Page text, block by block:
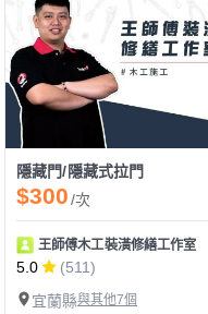
隱藏門/隱藏式拉門
$300/次
王師傅木工裝潢修繕工作室
5.0
(511)
宜蘭縣與其他7個